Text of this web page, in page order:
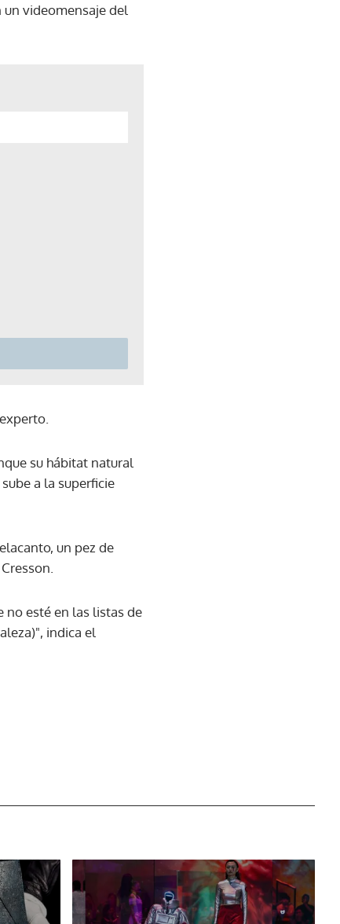
videomensaje del
su hábitat natural
a la superficie
un pez de
no esté en las listas de
indica el